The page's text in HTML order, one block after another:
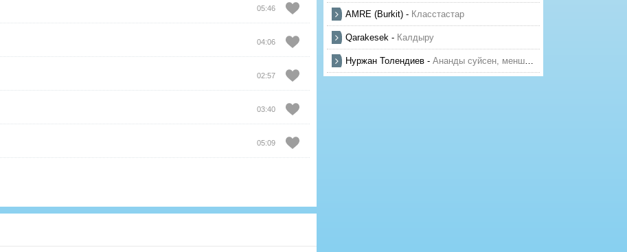
05:46
04:06
02:57
03:40
05:09
AMRE (Burkit) - Класстастар
Qarakesek - Калдыру
Нуржан Толендиев - Ананды суйсен, менше суй